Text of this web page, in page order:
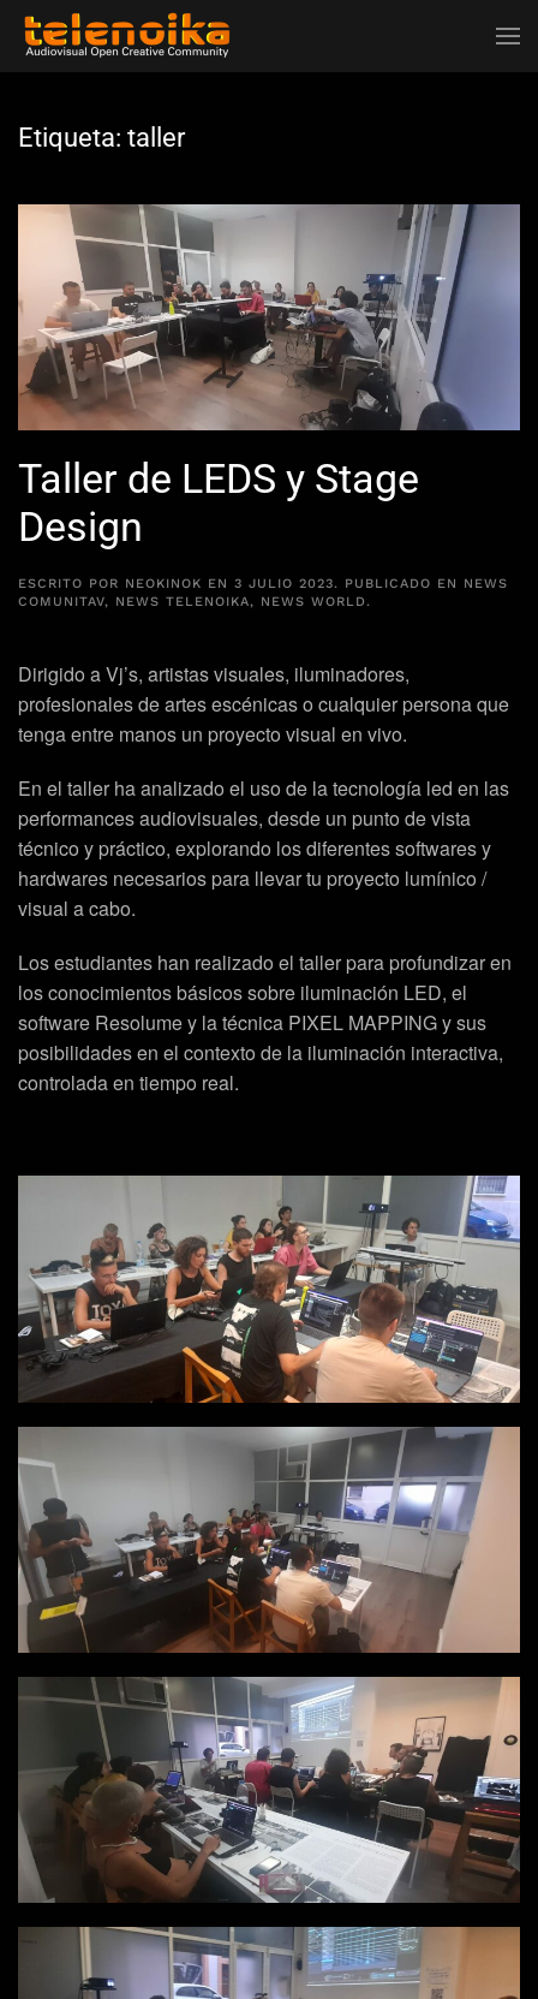
Ir al contenido principal
Etiqueta: taller
Taller de LEDS y Stage
Design
ESCRITO POR NEOKINOK EN 3 JULIO 2023. PUBLICADO EN NEWS
COMUNITAV, NEWS TELENOIKA, NEWS WORLD.
Dirigido a Vj’s, artistas visuales, iluminadores,
profesionales de artes escénicas o cualquier persona que
tenga entre manos un proyecto visual en vivo.
En el taller ha analizado el uso de la tecnología led en las
performances audiovisuales, desde un punto de vista
técnico y práctico, explorando los diferentes softwares y
hardwares necesarios para llevar tu proyecto lumínico /
visual a cabo.
Los estudiantes han realizado el taller para profundizar en
los conocimientos básicos sobre iluminación LED, el
software Resolume y la técnica PIXEL MAPPING y sus
posibilidades en el contexto de la iluminación interactiva,
controlada en tiempo real.